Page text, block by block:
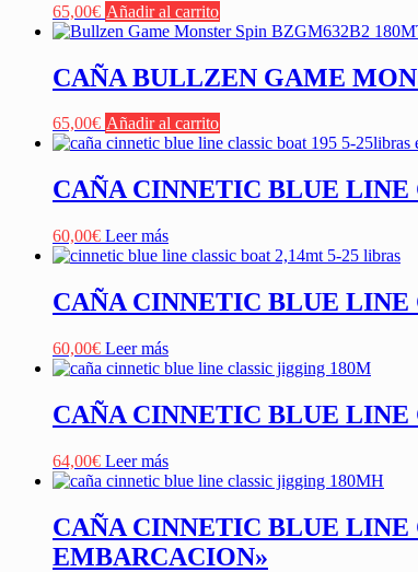
65,00€ Añadir al carrito
CAÑA BULLZEN GAME
65,00€ Añadir al carrito
CAÑA CINNETIC BLUE LINE
60,00€ Leer más
CAÑA CINNETIC BLUE LINE
60,00€ Leer más
CAÑA CINNETIC BLUE
64,00€ Leer más
CAÑA CINNETIC BLUE
EMBARCACION»